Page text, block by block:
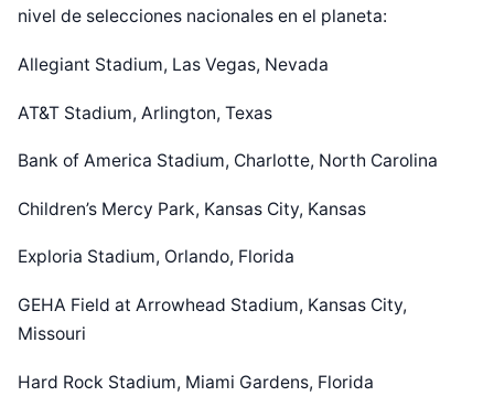
nivel de selecciones nacionales en el planeta:
Allegiant Stadium, Las Vegas, Nevada
AT&T Stadium, Arlington, Texas
Bank of America Stadium, Charlotte, North Carolina
Children’s Mercy Park, Kansas City, Kansas
Exploria Stadium, Orlando, Florida
GEHA Field at Arrowhead Stadium, Kansas City,
Missouri
Hard Rock Stadium, Miami Gardens, Florida